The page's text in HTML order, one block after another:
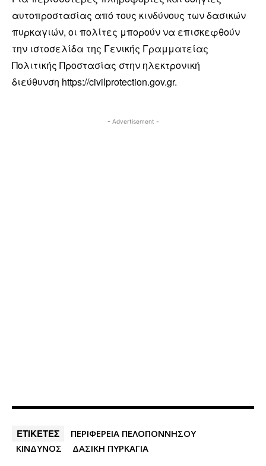
αυτοπροστασίας από τους κινδύνους των δασικών
πυρκαγιών, οι πολίτες μπορούν να επισκεφθούν
την ιστοσελίδα της Γενικής Γραμματείας
Πολιτικής Προστασίας στην ηλεκτρονική
διεύθυνση https://civilprotection.gov.gr.
- Advertisement -
ΕΤΙΚΕΤΕΣ
ΠΕΡΙΦΕΡΕΙΑ ΠΕΛΟΠΟΝΝΗΣΟΥ
ΚΙΝΔΥΝΟΣ
ΔΑΣΙΚΗ ΠΥΡΚΑΓΙΑ